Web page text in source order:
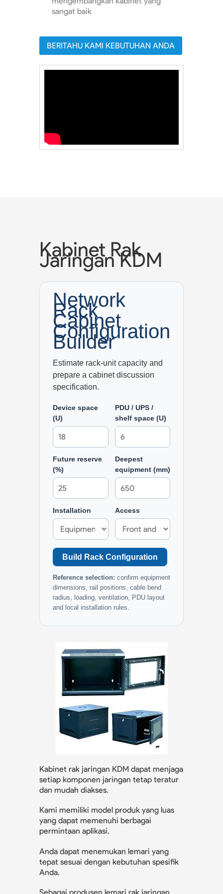
sangat baik
BERITAHU KAMI KEBUTUHAN ANDA
Kabinet Rak
Jaringan KDM
Network
Rack
Cabinet
Configuration
Builder
Estimate rack-unit capacity and
prepare a cabinet discussion
specification.
Device space
(U)
PDU / UPS /
shelf space (U)
Future reserve
(%)
Deepest
equipment (mm)
Installation Access
Build Rack Configuration
Reference selection: confirm equipment
dimensions, rail positions, cable bend
radius, loading, ventilation, PDU layout
and local installation rules.
Kabinet rak jaringan KDM dapat menjaga
setiap komponen jaringan tetap teratur
dan mudah diakses.
Kami memiliki model produk yang luas
yang dapat memenuhi berbagai
permintaan aplikasi.
Anda dapat menemukan lemari yang
tepat sesuai dengan kebutuhan spesifik
Anda.